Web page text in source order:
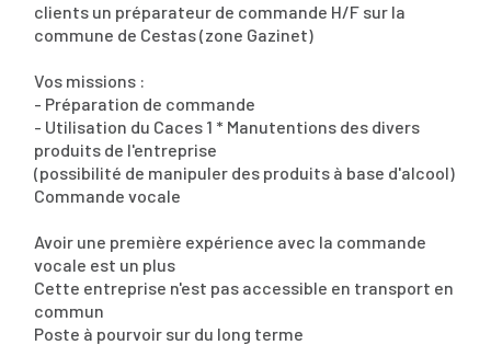
clients un préparateur de commande H/F sur la
commune de Cestas (zone Gazinet)
Vos missions :
- Préparation de commande
- Utilisation du Caces 1 * Manutentions des divers
produits de l'entreprise
(possibilité de manipuler des produits à base d'alcool)
Commande vocale
Avoir une première expérience avec la commande
vocale est un plus
Cette entreprise n'est pas accessible en transport en
commun
Poste à pourvoir sur du long terme